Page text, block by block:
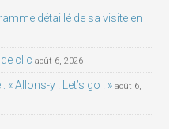
détaillé de sa visite en
clic août 6, 2026
« Allons-y ! Let’s go ! » août 6,